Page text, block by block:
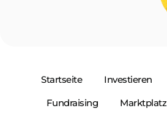
Startseite Investieren
Fundraising
Marktplatz